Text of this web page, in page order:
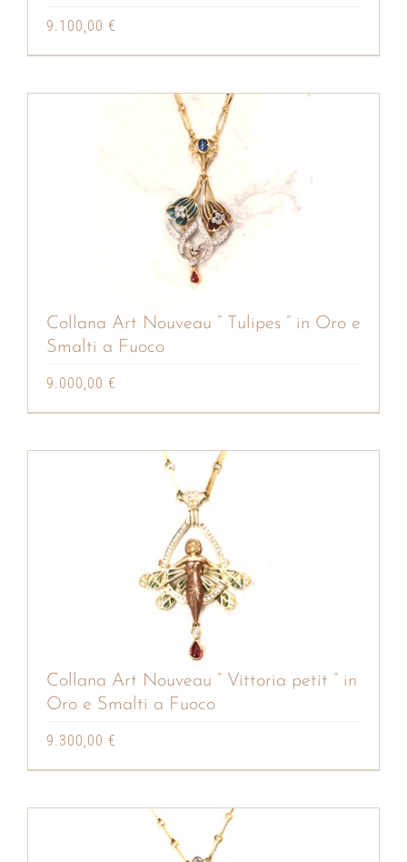
9.100,00 €
Collana Art Nouveau ” Tulipes ” in Oro e
Smalti a Fuoco
9.000,00 €
Collana Art Nouveau ” Vittoria petit ” in
Oro e Smalti a Fuoco
9.300,00 €